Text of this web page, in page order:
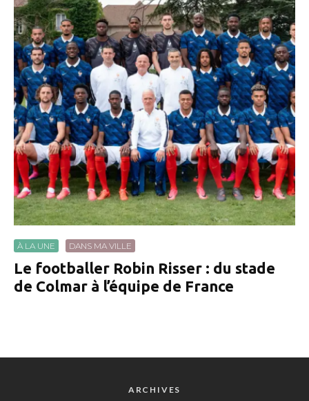
À LA UNE DANS MA VILLE
Le footballer Robin Risser : du stade
de Colmar à l’équipe de France
ARCHIVES